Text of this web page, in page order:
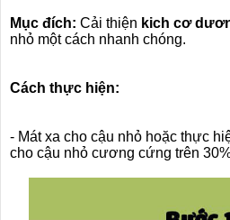
Mục đích: Cải thiện kich cơ
nhỏ một cách nhanh chóng.
Cách thực hiện:
- Mát xa cho cậu nhỏ hoặc thực
cho cậu nhỏ cương cứng trên